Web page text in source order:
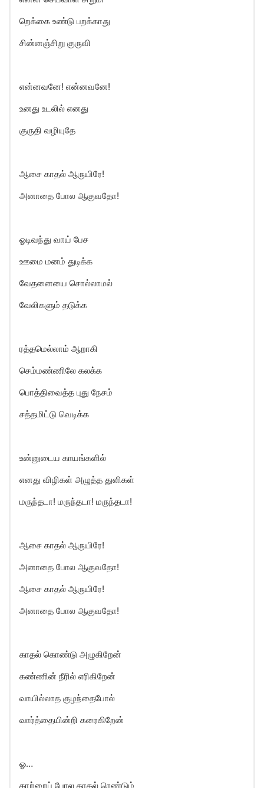
றெக்கை உண்டு பறக்காது
சின்னஞ்சிறு குருவி
என்னவனே! என்னவனே!
உனது உடலில் எனது
குருதி வழியுதே
ஆசை காதல் ஆருயிரே!
அனாதை போல ஆகுவதோ!
ஓடிவந்து வாய் பேச
ஊமை மனம் துடிக்க
வேதனையை சொல்லாமல்
வேலிகளும் தடுக்க
ரத்தமெல்லாம் ஆறாகி
செம்மண்ணிலே கலக்க
பொத்திவைத்த புது நேசம்
சத்தமிட்டு வெடிக்க
உன்னுடைய காயங்களில்
எனது விழிகள் அழுத்த துளிகள்
மருந்தடா! மருந்தடா! மருந்தடா!
ஆசை காதல் ஆருயிரே!
அனாதை போல ஆகுவதோ!
ஆசை காதல் ஆருயிரே!
அனாதை போல ஆகுவதோ!
காதல் கொண்டு அழுகிறேன்
கண்ணின் நீரில் எரிகிறேன்
வாயில்லாத குழந்தைபோல்
வார்த்தையின்றி கரைகிறேன்
ஓ…
காற்றைப் போல காதல் ரெண்டும்